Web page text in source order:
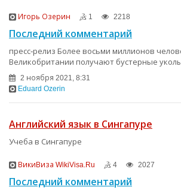
Игорь Озерин 1 2218
Последний комментарий
пресс-релиз Более восьми миллионов
Великобритании получают бустерные
2 ноября 2021, 8:31
Eduard Ozerin
Английский язык в Сингапуре
Учеба в Сингапуре
ВикиВиза WikiVisa.Ru 4 2027
Последний комментарий